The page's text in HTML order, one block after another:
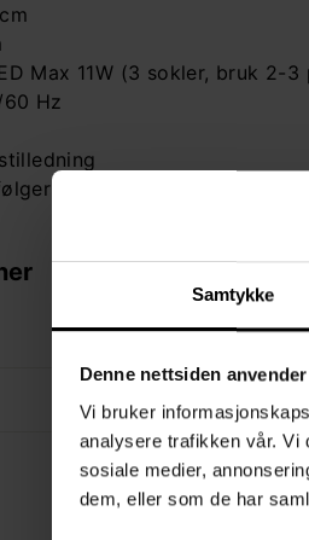
Samtykke
Denne nettsiden
Vi bruker
analysere trafikken vår. Vi
sosiale medier,
dem, eller som de har
Max 11W (3 sokler, bruk 2-
Hz
ikke
E27
Margin